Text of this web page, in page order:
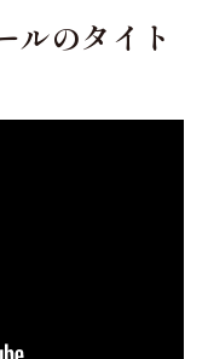
ルのタイト